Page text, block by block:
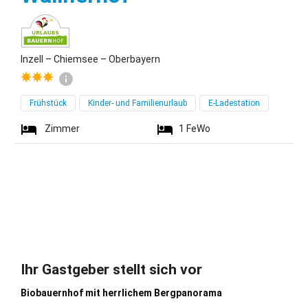
Inzell – Chiemsee – Oberbayern
Frühstück Kinder- und Familienurlaub E-Ladestation
Zimmer 1 FeWo
Ihr Gastgeber stellt sich vor
Biobauernhof mit herrlichem Bergpanorama